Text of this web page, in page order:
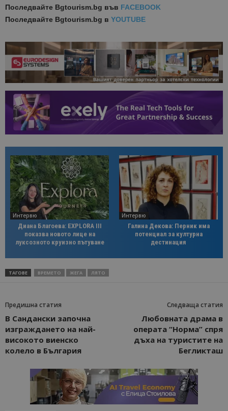
Последвайте Bgtourism.bg във FACEBOOK
Последвайте Bgtourism.bg в YOUTUBE
Интервю
Диана Благоева: EXPLORA III
показва новото лице на
луксозното круизно пътуване
Интервю
Галина Декова: Перник има
потенциал за културна
дестинация
ТАГОВЕ ВРЕМЕТО ЖЕГА ЛЯТО
Предишна статия
В Сандански започна
изграждането на най-
високото виенско
колело в България
Следваща статия
Любовната драма в
операта “Норма” спря
дъха на туристите на
Бегликташ